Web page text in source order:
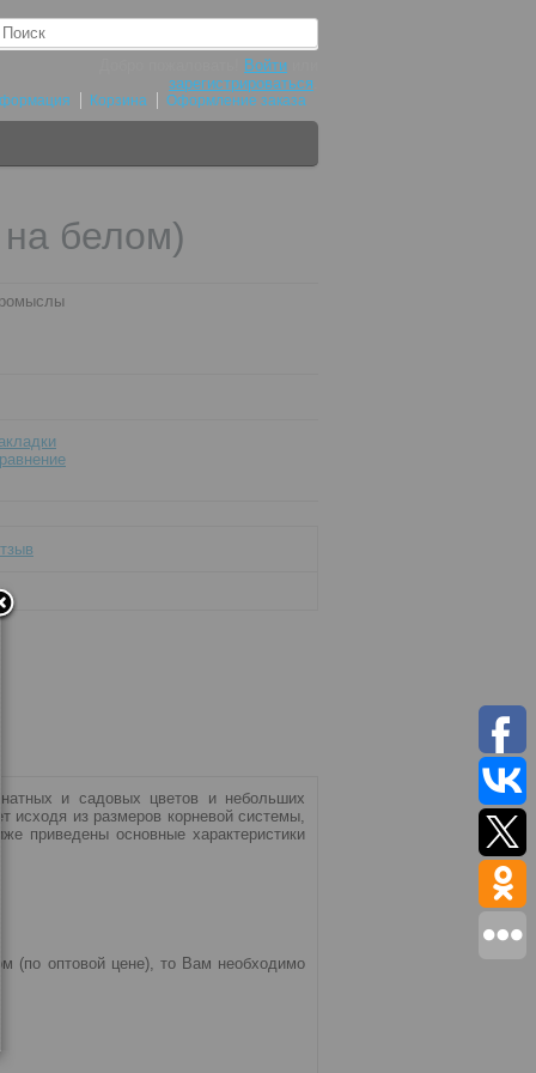
Войти
зарегистрироваться
Корзина Оформление заказа
белом)
и садовых цветов и небольших
исходя из размеров корневой системы,
приведены основные характеристики
(по оптовой цене), то Вам необходимо